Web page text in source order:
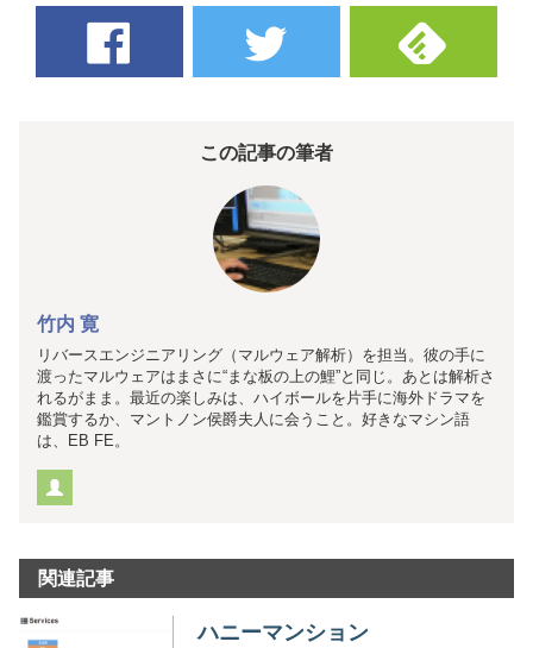
この記事の筆者
竹内 寛
リバースエンジニアリング（マルウェア解析）を担当。彼の手に
渡ったマルウェアはまさに“まな板の上の鯉”と同じ。あとは解析さ
れるがまま。最近の楽しみは、ハイボールを片手に海外ドラマを
鑑賞するか、マントノン侯爵夫人に会うこと。好きなマシン語
は、EB FE。
関連記事
ハニーマンション